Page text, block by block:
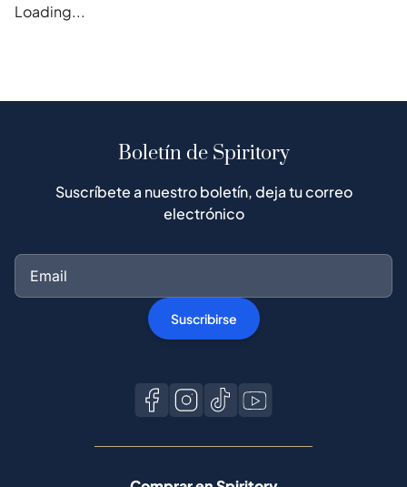
Error loading magazines
Boletín de Spiritory
Suscríbete a nuestro boletín, deja tu correo
electrónico
Suscribirse